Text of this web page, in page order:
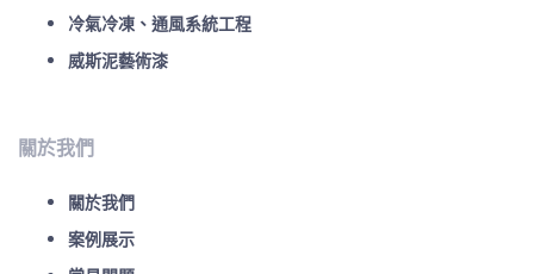
冷氣冷凍、通風系統工程
威斯泥藝術漆
關於我們
關於我們
案例展示